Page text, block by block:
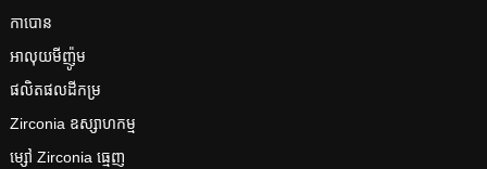
កាបោន
អាលុយមីញ៉ូម
ផលិតផលដីកម្រ
Zirconia ឧស្សាហកម្ម
ម្សៅ Zirconia ធ្មេញ